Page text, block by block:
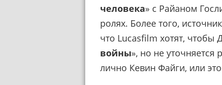
человека» с Райаном
ролях. Более того,
что Lucasfilm хотят,
войны», но не уточняется
лично Кевин Файги, или